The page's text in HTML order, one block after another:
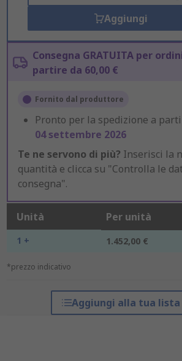
Aggiungi
Consegna GRATUITA per
partire da 60,00 €
Fornito dal produttore
Pronto per la spedizione a
04 settembre 2026
Te ne servono di più? Inserisci la
quantità e clicca su "Controlla le
consegna".
Unità Per unità
1 + 1.452,00 €
*prezzo indicativo
Aggiungi alla tua lista